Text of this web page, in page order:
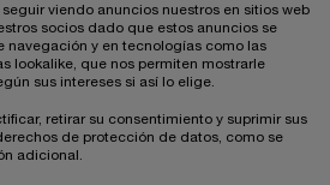
viendo anuncios nuestros en sitios web
socios dado que estos anuncios se
navegación y en tecnologías como las
lookalike, que nos permiten mostrarle
sus intereses si así lo elige.
retirar su consentimiento y suprimir sus
de protección de datos, como se
adicional.